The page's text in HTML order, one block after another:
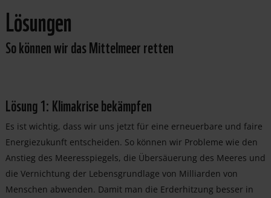
Lösungen
So können wir das Mittelmeer retten
Lösung 1: Klimakrise bekämpfen
Es ist wichtig, dass wir uns jetzt für eine erneuerbare und faire
Energiezukunft entscheiden. So können wir Probleme wie den
Anstieg des Meeresspiegels, die Übersäuerung des Meeres und
die Vernichtung der Lebensgrundlage von Milliarden von
Menschen abwenden. Damit man die Erderhitzung besser in